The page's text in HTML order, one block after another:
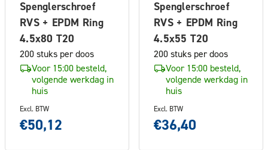
Spenglerschroef
RVS + EPDM Ring
4.5x80 T20
200 stuks per doos
Voor 15:00 besteld,
volgende werkdag in
huis
Excl. BTW
€50,12
Spenglerschroef
RVS + EPDM Ring
4.5x55 T20
200 stuks per doos
Voor 15:00 besteld,
volgende werkdag in
huis
Excl. BTW
€36,40